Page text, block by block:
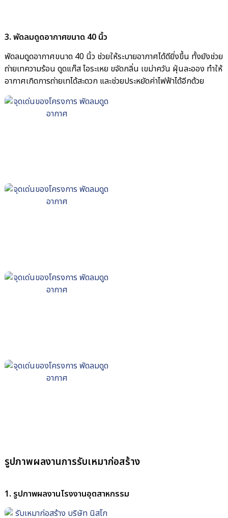
3. พัดลมดูดอากาศขนาด 40 นิ้ว
พัดลมดูดอากาศขนาด 40 นิ้ว ช่วยให้ระบายอากาศได้ดียิ่งขึ้น ทั้งยังช่วย
ถ่ายเทความร้อน ดูดแก๊ส ไอระเหย ขจัดกลิ่น เขม่าควัน ฝุ่นละออง ทำให้
อากาศเกิดการถ่ายเทได้สะดวก และช่วยประหยัดค่าไฟฟ้าได้อีกด้วย
รูปภาพผลงานการรับเหมาก่อสร้าง
1. รูปภาพผลงานโรงงานอุตสาหกรรม